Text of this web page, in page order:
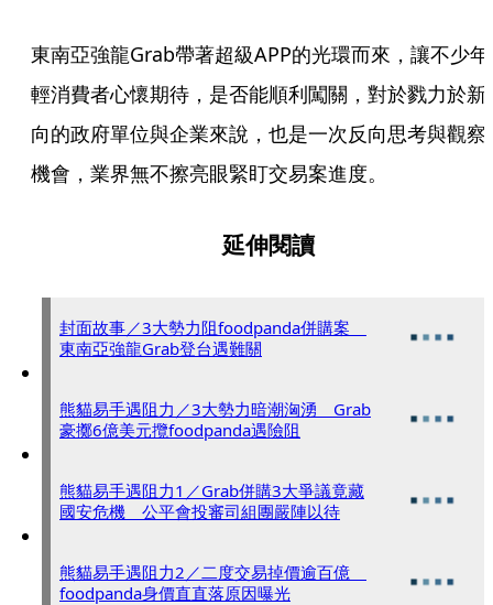
東南亞強龍Grab帶著超級APP的光環而來，讓不少年
輕消費者心懷期待，是否能順利闖關，對於戮力於新
向的政府單位與企業來說，也是一次反向思考與觀察
機會，業界無不擦亮眼緊盯交易案進度。
延伸閱讀
封面故事／3大勢力阻foodpanda併購案
東南亞強龍Grab登台遇難關
熊貓易手遇阻力／3大勢力暗潮洶湧 Grab
豪擲6億美元攬foodpanda遇險阻
熊貓易手遇阻力1／Grab併購3大爭議竟藏
國安危機 公平會投審司組團嚴陣以待
熊貓易手遇阻力2／二度交易掉價逾百億
foodpanda身價直直落原因曝光